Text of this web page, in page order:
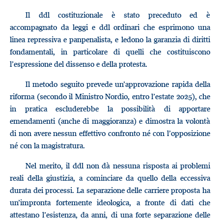
Il ddl costituzionale è stato preceduto ed è
accompagnato da leggi e ddl ordinari che esprimono una
linea repressiva e panpenalista, e ledono la garanzia di diritti
fondamentali, in particolare di quelli che costituiscono
l’espressione del dissenso e della protesta.
Il metodo seguito prevede un’approvazione rapida della
riforma (secondo il Ministro Nordio, entro l’estate 2025), che
in pratica escluderebbe la possibilità di apportare
emendamenti (anche di maggioranza) e dimostra la volontà
di non avere nessun effettivo confronto né con l’opposizione
né con la magistratura.
Nel merito, il ddl non dà nessuna risposta ai problemi
reali della giustizia, a cominciare da quello della eccessiva
durata dei processi. La separazione delle carriere proposta ha
un’impronta fortemente ideologica, a fronte di dati che
attestano l’esistenza, da anni, di una forte separazione delle